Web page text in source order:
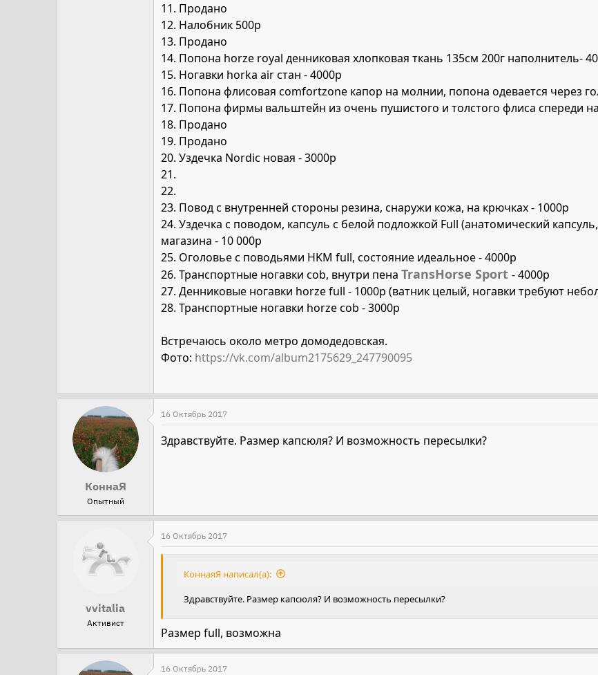
11. Продано
12. Налобник 500р
13. Продано
14. Попона horze royal денниковая хлопковая ткань 135см 200г наполнитель-
15. Ногавки horka air стан - 4000р
16. Попона флисовая comfortzone капор на молнии, попона одевается через
17. Попона фирмы вальштейн из очень пушистого и толстого флиса спереди
18. Продано
19. Продано
20. Уздечка Nordic новая - 3000р
21.
22.
23. Повод с внутренней стороны резина, снаружи кожа, на крючках - 1000р
24. Уздечка с поводом, капсуль с белой подложкой Full (анатомический
магазина - 10 000р
25. Оголовье с поводьями HKM full, состояние идеальное - 4000р
26. Транспортные ногавки cob, внутри пена TransHorse Sport - 4000р
27. Денниковые ногавки horze full - 1000р (ватник целый, ногавки требуют
28. Транспортные ногавки horze cob - 3000р
Встречаюсь около метро домодедовская.
Фото: https://vk.com/album2175629_247790095
КоннаЯ
Опытный
16 Октябрь 2017
Здравствуйте. Размер капсюля? И возможность пересылки?
vvitalia
Активист
16 Октябрь 2017
КоннаяЯ написал(а):
Здравствуйте. Размер капсюля? И возможность пересылки?
Размер full, возможна
16 Октябрь 2017